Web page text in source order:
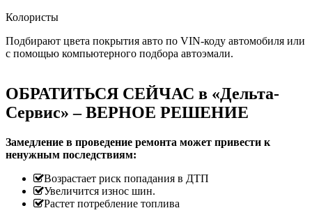
Колористы
Подбирают цвета покрытия авто по VIN-коду автомобиля или
с помощью компьютерного подбора автоэмали.
ОБРАТИТЬСЯ СЕЙЧАС в «Дельта-
Сервис» – ВЕРНОЕ РЕШЕНИЕ
Замедление в проведение ремонта может привести к
ненужным последствиям:
Возрастает риск попадания в ДТП
Увеличится износ шин.
Растет потребление топлива